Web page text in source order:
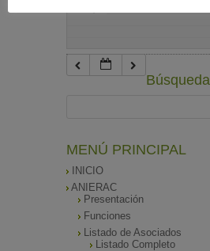
Búsqueda
MENÚ PRINCIPAL
INICIO
ANIERAC
Presentación
Funciones
Listado de Asociados
Listado Completo